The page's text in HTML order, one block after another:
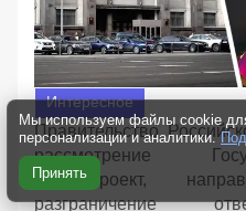
Интересное
Правительство
рассмотрение
законопроект,
разграничение
Мы используем файлы cookie
персонализации и аналитики.
Принять